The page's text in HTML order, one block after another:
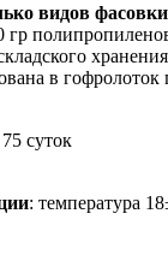
видов
гр
в гофролоток
суток
: температура